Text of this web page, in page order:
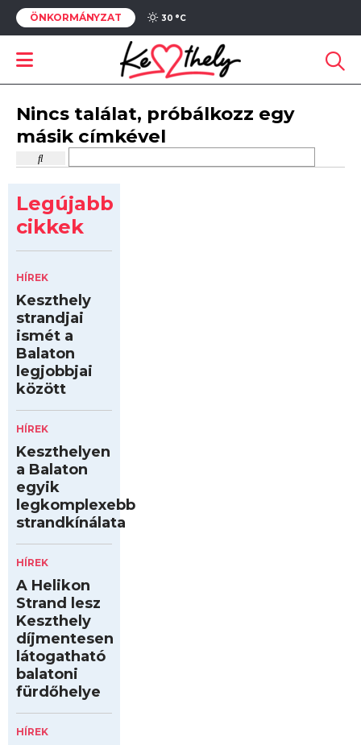
ÖNKORMÁNYZAT 30 °C
Nincs találat, próbálkozz egy
másik címkével
Legújabb
cikkek
HÍREK
Keszthely
strandjai
ismét a
Balaton
legjobbjai
között
HÍREK
Keszthelyen
a Balaton
egyik
legkomplexebb
strandkínálata
HÍREK
A Helikon
Strand lesz
Keszthely
díjmentesen
látogatható
balatoni
fürdőhelye
HÍREK